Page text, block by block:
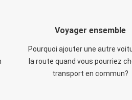
Voyager ensemble
Pourquoi ajouter une autre
la route quand vous pourriez
transport en commun?